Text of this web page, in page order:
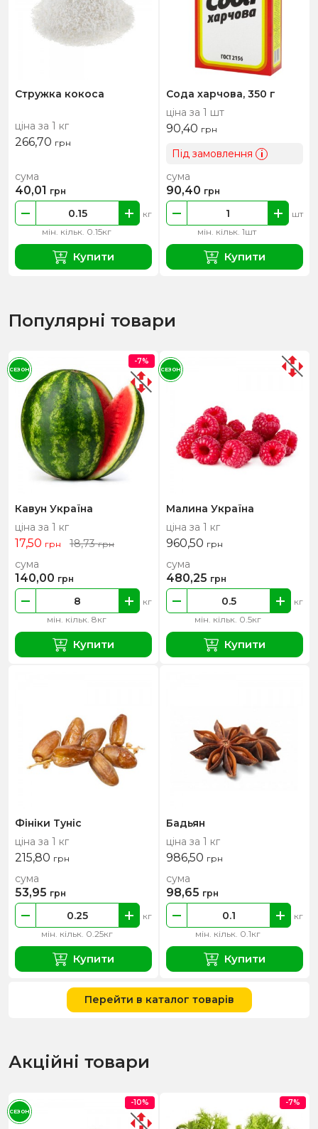
Стружка кокоса
ціна за 1 кг
266,70 грн
мін. кільк. 0.15кг
кг
сума
40,01 грн
Купити
Сода харчова, 350 г
ціна за 1 шт
90,40 грн
Під замовлення i
мін. кільк. 1шт
шт
сума
90,40 грн
Купити
Популярні товари
Кавун Україна
ціна за 1 кг
17,50 грн 18,73грн
мін. кільк. 8кг
кг
сума
140,00 грн
Купити
-7%
СЕЗОН
Малина Україна
ціна за 1 кг
960,50 грн
мін. кільк. 0.5кг
кг
сума
480,25 грн
Купити
СЕЗОН
Фініки Туніс
ціна за 1 кг
215,80 грн
мін. кільк. 0.25кг
кг
сума
53,95 грн
Купити
Бадьян
ціна за 1 кг
986,50 грн
мін. кільк. 0.1кг
кг
сума
98,65 грн
Купити
Перейти в каталог товарів
Акційні товари
-10%
СЕЗОН
-7%